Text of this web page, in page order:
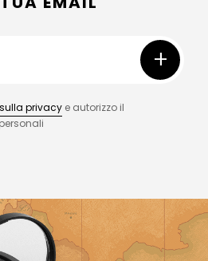
+
privacy e autorizzo il